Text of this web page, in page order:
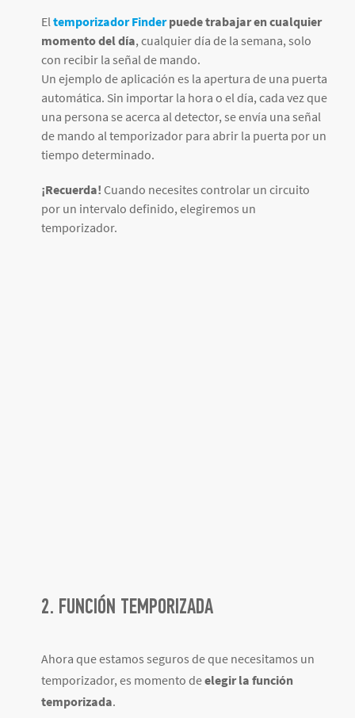
El temporizador Finderpuede trabajar en cualquier
momento del día, cualquier día de la semana, solo
con recibir la señal de mando.
Un ejemplo de aplicación es la apertura de una puerta
automática. Sin importar la hora o el día, cada vez que
una persona se acerca al detector, se envía una señal
de mando al temporizador para abrir la puerta por un
tiempo determinado.
¡Recuerda! Cuando necesites controlar un circuito
por un intervalo definido, elegiremos un
temporizador.
2. FUNCIÓN TEMPORIZADA
Ahora que estamos seguros de que necesitamos un
temporizador, es momento deelegir la función
temporizada.